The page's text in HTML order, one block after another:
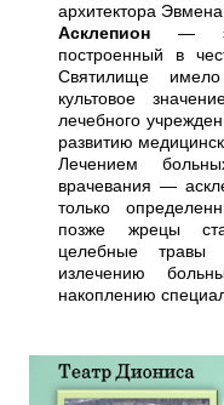
архитектора
Асклепион — это
построенный в
Святилище
культовое
лечебного
развитию
Лечением
врачевания —
только
позже жрецы
целебные
излечению
накоплению